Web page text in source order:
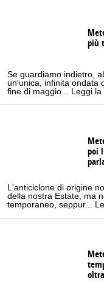
più
Se guardiamo indietro,
un'unica, infinita ondata
fine di maggio... Leggi
poi
L'anticiclone di origine
della nostra Estate, ma
temporaneo, seppur...